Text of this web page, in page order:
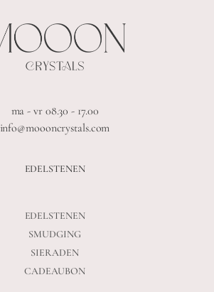
ma - vr 08.30 - 17.00
info@moooncrystals.com
EDELSTENEN
EDELSTENEN
SMUDGING
SIERADEN
CADEAUBON